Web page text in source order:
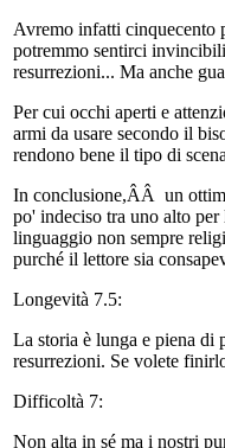
Avremo infatti cinquecento
potremmo sentirci
resurrezioni... Ma anche
Per cui occhi aperti e
armi da usare secondo il
rendono bene il tipo di
In conclusione,ÂÂ un
po' indeciso tra uno alto
linguaggio non sempre
purché il lettore sia
Longevità 7.5:
La storia è lunga e piena
resurrezioni. Se volete
Difficoltà 7:
Non alta in sé ma i nostri